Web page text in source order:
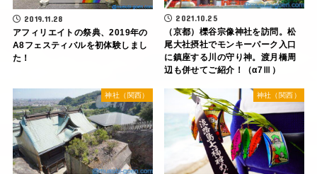
2019.11.28
アフィリエイトの祭典、2019年の
A8フェスティバルを初体験しまし
た！
2021.10.25
（京都）櫟谷宗像神社を訪問。松
尾大社摂社でモンキーパーク入口
に鎮座する川の守り神。渡月橋周
辺も併せてご紹介！（α7Ⅲ）
神社（関西） 神社（関西）